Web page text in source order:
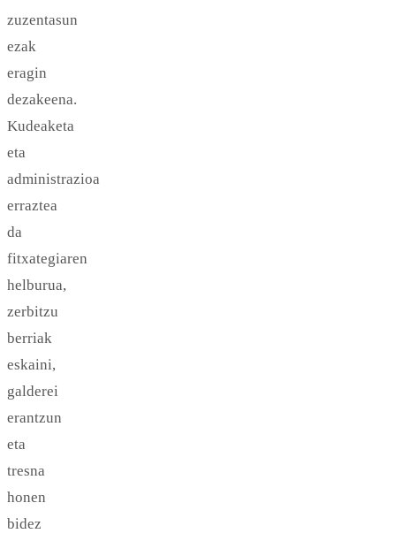
zuzentasun
ezak
eragin
dezakeena.
Kudeaketa
eta
administrazioa
erraztea
da
fitxategiaren
helburua,
zerbitzu
berriak
eskaini,
galderei
erantzun
eta
tresna
honen
bidez